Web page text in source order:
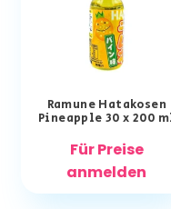
Ramune Hatakosen
Pineapple 30 x 200
Für Preise
anmelden